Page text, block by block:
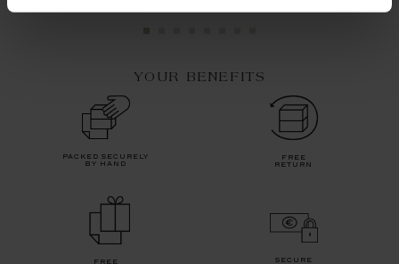
YOUR BENEFITS
packed securely
by hand
free
return
free
secure